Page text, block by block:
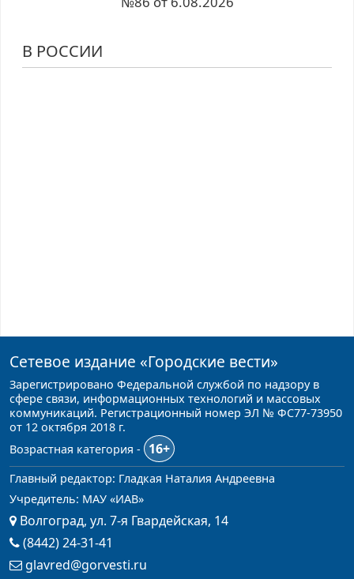
В РОССИИ
Сетевое издание «Городские вести»
Зарегистрировано Федеральной службой по надзору в
сфере связи, информационных технологий и массовых
коммуникаций. Регистрационный номер ЭЛ № ФС77-73950
от 12 октября 2018 г.
Возрастная категория -
16+
Главный редактор: Гладкая Наталия Андреевна
Учредитель: МАУ «ИАВ»
Волгоград, ул. 7-я Гвардейская, 14
(8442) 24-31-41
glavred@gorvesti.ru